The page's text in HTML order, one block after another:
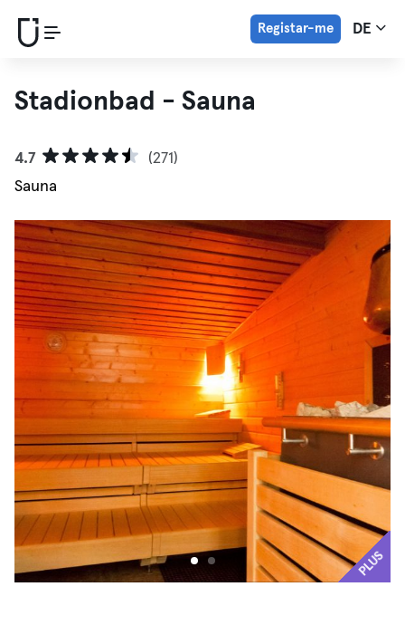
Registar-me DE
Stadionbad - Sauna
4.7
(271)
Sauna
PLUS